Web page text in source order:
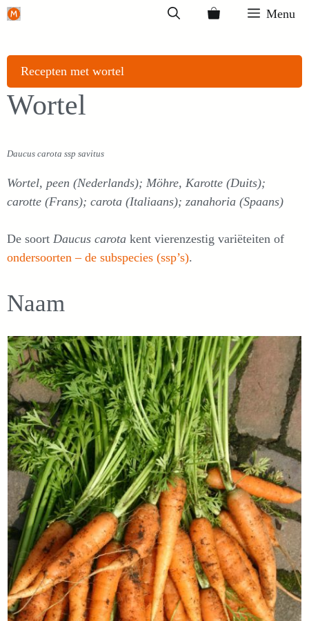
Ga
inhoud
Menu
Recepten met wortel
Wortel
Daucus carota ssp savitus
Wortel, peen (Nederlands); Möhre, Karotte (Duits);
carotte (Frans); carota (Italiaans); zanahoria (Spaans)
De soort Daucus carota kent vierenzestig variëteiten of
ondersoorten – de subspecies (ssp’s).
Naam